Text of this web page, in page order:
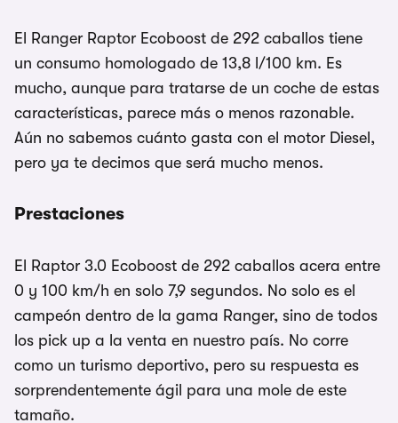
El Ranger Raptor Ecoboost de 292 caballos tiene
un consumo homologado de 13,8 l/100 km. Es
mucho, aunque para tratarse de un coche de estas
características, parece más o menos razonable.
Aún no sabemos cuánto gasta con el motor Diesel,
pero ya te decimos que será mucho menos.
Prestaciones
El Raptor 3.0 Ecoboost de 292 caballos acera entre
0 y 100 km/h en solo 7,9 segundos. No solo es el
campeón dentro de la gama Ranger, sino de todos
los pick up a la venta en nuestro país. No corre
como un turismo deportivo, pero su respuesta es
sorprendentemente ágil para una mole de este
tamaño.